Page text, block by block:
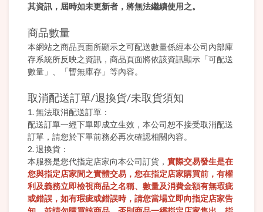
其資訊，屆時如未更新者，將無法繼續使用之。
商品數量
本網站之商品頁面所顯示之可配送數量係經本公司內部庫
存系統所反映之資訊，商品頁面將依該資訊顯示「可配送
數量」、「暫無庫存」等內容。
取消配送訂單/退換貨/未取貨須知
1. 無法取消配送訂單：
配送訂單一經下單即成立生效，本公司恕不接受取消配送
訂單，請您於下單前務必再次確認相關內容。
2. 退換貨：
本服務是您代指定店家向本公司訂貨， 實際交易發生是在
您與指定店家間之實體交易，您在指定店家購買前，有權
利及義務立即檢視商品之名稱、數量及消費金額有無瑕疵
或錯誤，如有瑕疵或錯誤時，請您當場立即向指定店家告